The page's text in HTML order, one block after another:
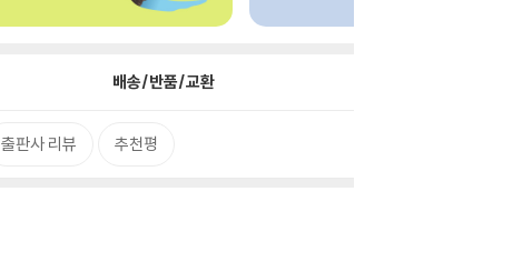
배송/반품/교환
출판사 리뷰 추천평